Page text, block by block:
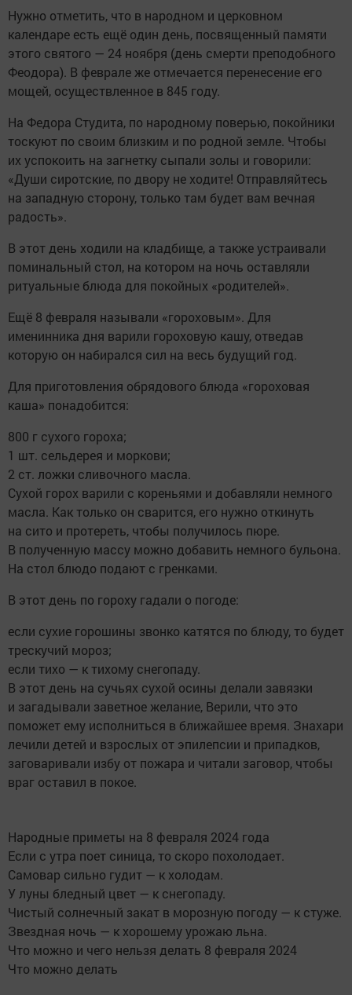
Нужно отметить, что в народном и церковном
календаре есть ещё один день, посвященный памяти
этого святого — 24 ноября (день смерти преподобного
Феодора). В феврале же отмечается перенесение его
мощей, осуществленное в 845 году.
На Федора Студита, по народному поверью, покойники
тоскуют по своим близким и по родной земле. Чтобы
их успокоить на загнетку сыпали золы и говорили:
«Души сиротские, по двору не ходите! Отправляйтесь
на западную сторону, только там будет вам вечная
радость».
В этот день ходили на кладбище, а также устраивали
поминальный стол, на котором на ночь оставляли
ритуальные блюда для покойных «родителей».
Ещё 8 февраля называли «гороховым». Для
именинника дня варили гороховую кашу, отведав
которую он набирался сил на весь будущий год.
Для приготовления обрядового блюда «гороховая
каша» понадобится:
800 г сухого гороха;
1 шт. сельдерея и моркови;
2 ст. ложки сливочного масла.
Сухой горох варили с кореньями и добавляли немного
масла. Как только он сварится, его нужно откинуть
на сито и протереть, чтобы получилось пюре.
В полученную массу можно добавить немного бульона.
На стол блюдо подают с гренками.
В этот день по гороху гадали о погоде:
если сухие горошины звонко катятся по блюду, то будет
трескучий мороз;
если тихо — к тихому снегопаду.
В этот день на сучьях сухой осины делали завязки
и загадывали заветное желание, Верили, что это
поможет ему исполниться в ближайшее время. Знахари
лечили детей и взрослых от эпилепсии и припадков,
заговаривали избу от пожара и читали заговор, чтобы
враг оставил в покое.
Народные приметы на 8 февраля 2024 года
Если с утра поет синица, то скоро похолодает.
Самовар сильно гудит — к холодам.
У луны бледный цвет — к снегопаду.
Чистый солнечный закат в морозную погоду — к стуже.
Звездная ночь — к хорошему урожаю льна.
Что можно и чего нельзя делать 8 февраля 2024
Что можно делать